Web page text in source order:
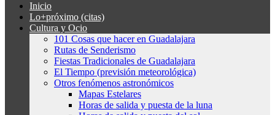
Inicio
Lo+próximo (citas)
Cultura y Ocio
101 Cosas que hacer en Guadalajara
Rutas de Senderismo
Fiestas Tradicionales de Guadalajara
El Tiempo (previsión meteorológica)
Otros fenómenos astronómicos
Mapas Estelares
Horas de salida y puesta de la luna